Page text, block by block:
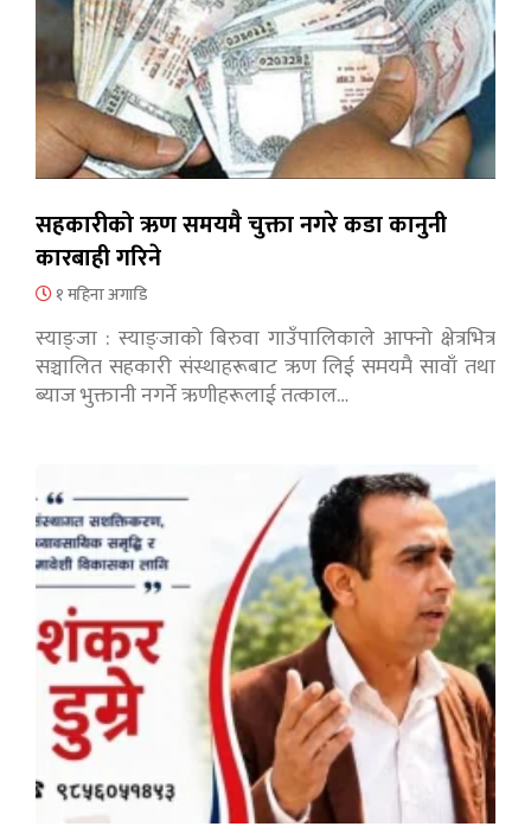
सहकारीको ऋण समयमै चुक्ता नगरे कडा कानुनी
कारबाही गरिने
१ महिना अगाडि
स्याङ्जा : स्याङ्जाको बिरुवा गाउँपालिकाले आफ्नो क्षेत्रभित्र
सञ्चालित सहकारी संस्थाहरूबाट ऋण लिई समयमै सावाँ तथा
ब्याज भुक्तानी नगर्ने ऋणीहरूलाई तत्काल…